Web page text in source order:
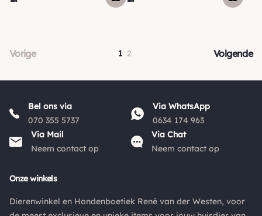
Vorige 1 2 Volgende
Bel ons via
070 355 5737
Via WhatsApp
0634 174 963
Via Mail
Neem contact op
Via Chat
Neem contact op
Onze winkels
Dierenwinkel en Hondenboetiek René van der Westen, voor